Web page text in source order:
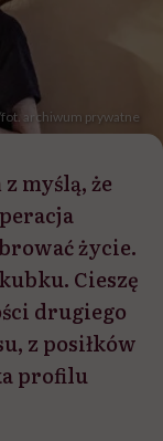
archiwum prywatne
myślą, że
życie.
Cieszę
drugiego
z posiłków
profilu